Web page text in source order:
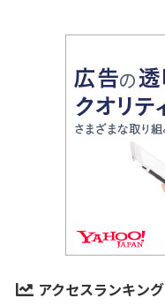
アクセスランキング